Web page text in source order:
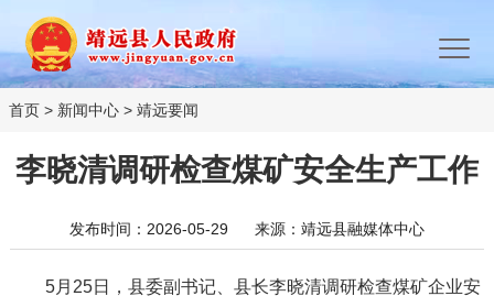
首页 > 新闻中心 > 靖远要闻
李晓清调研检查煤矿安全生产工作
发布时间：2026-05-29 来源：靖远县融媒体中心
5月25日，县委副书记、县长李晓清调研检查煤矿企业安